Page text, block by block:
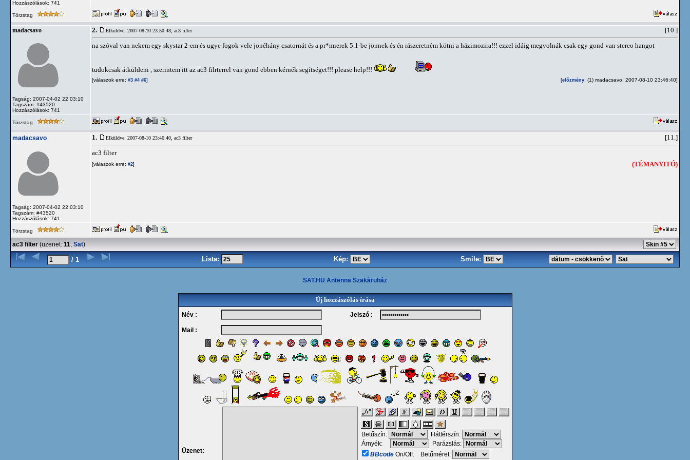
Hozzászólások: 741
Törzstag
madacsavo
Tagság: 2007-04-02 22:03:10
Tagszám: #43520
Hozzászólások: 741
2. Elküldve: 2007-08-10 23:50:48, ac3 filter [10.]
na szóval van nekem egy skystar 2-em és ugye fogok vele jonéhány csatornát és a pr*mierek 5.1-be jönnek és én rászeretném kötni a házimozira!!! ezzel idáig megvolnák csak egy gond van stereo hangot
tudokcsak átküldeni , szerintem itt az ac3 filrterrel van gond ebben kérnék segítséget!!! please help!!!
[válaszok erre: #3 #4 #6] [előzmény: (1) madacsavo, 2007-08-10 23:46:40]
Törzstag
madacsavo
Tagság: 2007-04-02 22:03:10
Tagszám: #43520
Hozzászólások: 741
1. Elküldve: 2007-08-10 23:46:40, ac3 filter [11.]
ac3 filter
[válaszok erre: #2] (TÉMANYITÓ)
Törzstag
ac3 filter (üzenet: 11, Sat)
/ 1 Lista: Kép: Smile:
SAT.HU Antenna Szakáruház
Új hozzászólás írása
Név : Jelszó :
Mail :
Üzenet:
Betűszín:
Háttérszín:
Árnyék:
Parázslás:
BBcodeOn/Off. Betűméret: